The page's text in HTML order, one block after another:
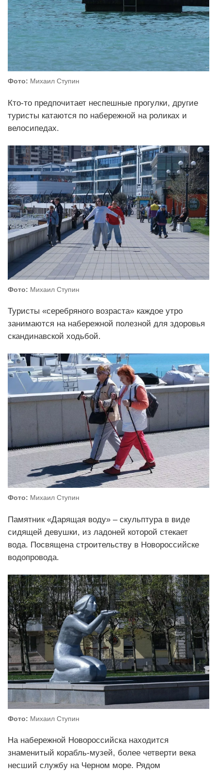
Фото: Михаил Ступин
Кто-то предпочитает неспешные прогулки, другие
туристы катаются по набережной на роликах и
велосипедах.
Фото: Михаил Ступин
Туристы «серебряного возраста» каждое утро
занимаются на набережной полезной для здоровья
скандинавской ходьбой.
Фото: Михаил Ступин
Памятник «Дарящая воду» – скульптура в виде
сидящей девушки, из ладоней которой стекает
вода. Посвящена строительству в Новороссийске
водопровода.
Фото: Михаил Ступин
На набережной Новороссийска находится
знаменитый корабль-музей, более четверти века
несший службу на Черном море. Рядом